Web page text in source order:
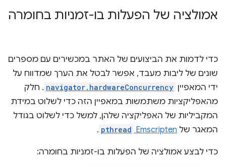
אמולציה של הפעלות בו-זמניות בחומרה
כדי לדמות את הביצועים של האתר במכשירים עם מספרים
שונים של ליבות מעבד, אפשר לבטל את הערך שמדווח על
ידי המאפיין navigator.hardwareConcurrency . חלק
מהאפליקציות משתמשות במאפיין הזה כדי לשלוט במידת
המקביליות של האפליקציה שלהן, למשל כדי לשלוט בגודל
המאגר של Emscripten
pthread
.
כדי לבצע אמולציה של הפעלות בו-זמניות בחומרה: